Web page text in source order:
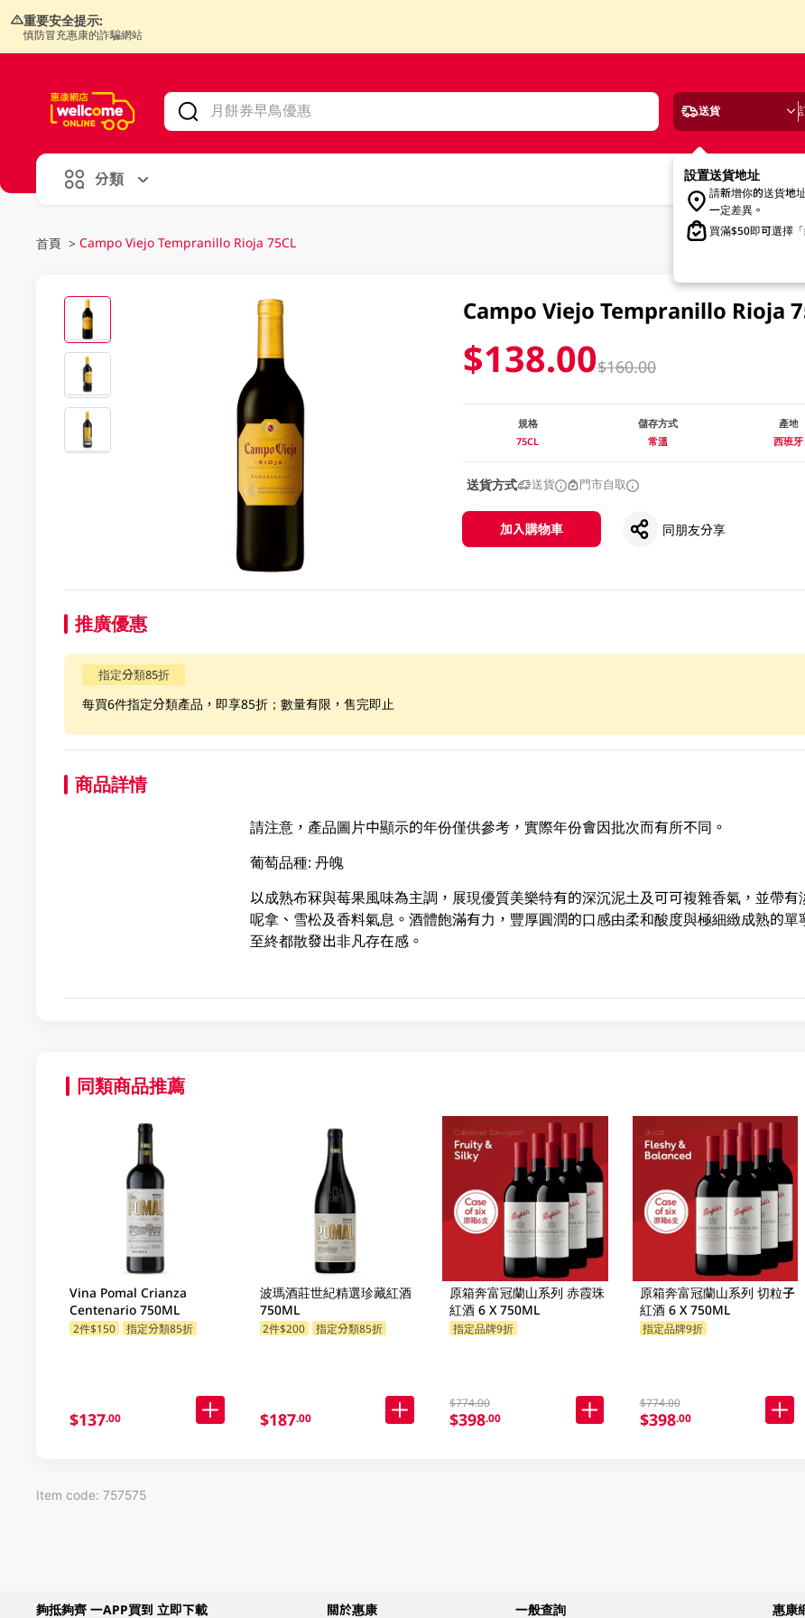
重要安全提示:
慎防冒充惠康的詐騙網站
送貨
設置送貨地址
請新增你的送貨地
一定差異。
買滿$50即可選擇
分類
首頁 > Campo Viejo Tempranillo Rioja 75CL
Campo Viejo Tempranillo Rioja
$138.00$160.00
規格
75CL
儲存方式
常溫
產地
西班牙
送貨方式 送貨 門市自取
加入購物車 同朋友分享
推廣優惠
指定分類85折
每買6件指定分類產品，即享85折；數量有限，售完即止
商品詳情
請注意，產品圖片中顯示的年份僅供參考，實際年份會因批次而有所不同。
葡萄品種: 丹魄
以成熟布冧與莓果風味為主調，展現優質美樂特有的深沉泥土及可可複雜香氣，並帶
呢拿、雪松及香料氣息。酒體飽滿有力，豐厚圓潤的口感由柔和酸度與極細緻成熟的
至終都散發出非凡存在感。
同類商品推薦
Vina Pomal Crianza
Centenario 750ML
2件$150 指定分類85折
$137.00
波瑪酒莊世紀精選珍藏紅酒
750ML
2件$200 指定分類85折
$187.00
原箱奔富冠蘭山系列 赤霞珠
紅酒 6 X 750ML
指定品牌9折
$774.00
$398.00
原箱奔富冠蘭山系列 切粒子
紅酒 6 X 750ML
指定品牌9折
$774.00
$398.00
Item code: 757575
夠抵夠齊 一APP買到 立即下載 關於惠康 一般查詢 惠康